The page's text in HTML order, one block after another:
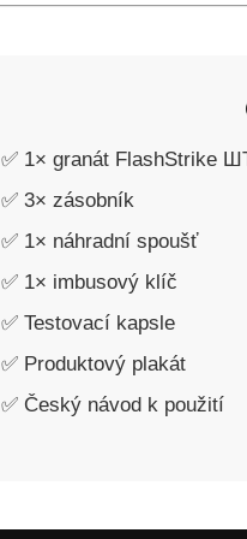
✅ 1× granát FlashStrike
✅ 3× zásobník
✅ 1× náhradní spoušť
✅ 1× imbusový klíč
✅ Testovací kapsle
✅ Produktový plakát
✅ Český návod k použití